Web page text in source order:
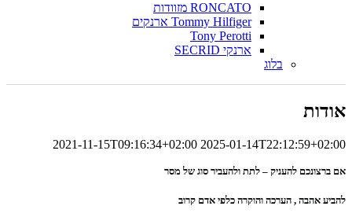
RONCATO מזוודות
Tommy Hilfiger ארנקים
Tony Perotti
ארנקי SECRID
בלוג
אודות
2021-11-15T09:16:34+02:00 2025-01-14T22:12:59+02:00
אם ברצונכם להעניק – לתת ולהעביר סוג של מסר
להביע אהבה , הערכה והוקרה כלפי אדם קרוב